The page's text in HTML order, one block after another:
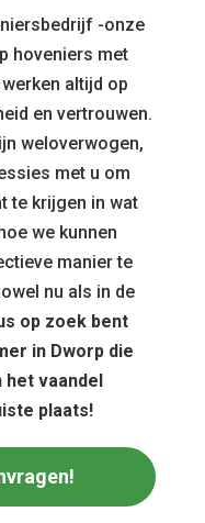
-onze
hoveniers met
altijd op
en vertrouwen.
weloverwogen,
met u om
te krijgen in wat
we kunnen
manier te
nu als in de
op zoek bent
in Dworp die
het vaandel
plaats!